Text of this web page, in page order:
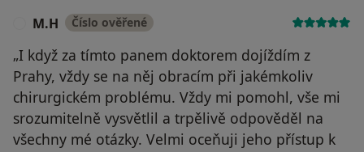
M.H Číslo ověřené
„I když za tímto panem doktorem dojíždím z
Prahy, vždy se na něj obracím při jakémkoliv
chirurgickém problému. Vždy mi pomohl, vše mi
srozumitelně vysvětlil a trpělivě odpověděl na
všechny mé otázky. Velmi oceňuji jeho přístup k